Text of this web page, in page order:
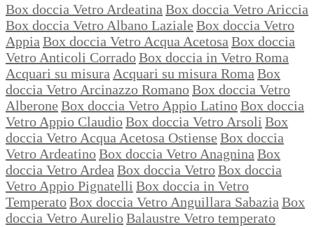
Box doccia Vetro Ardeatina Box doccia Vetro Ariccia
Box doccia Vetro Albano Laziale Box doccia Vetro
Appia Box doccia Vetro Acqua Acetosa Box doccia
Vetro Anticoli CorradoBox doccia in Vetro Roma
Acquari su misura Acquari su misura Roma Box
doccia Vetro Arcinazzo RomanoBox doccia Vetro
Alberone Box doccia Vetro Appio LatinoBox doccia
Vetro Appio ClaudioBox doccia Vetro Arsoli Box
doccia Vetro Acqua Acetosa Ostiense Box doccia
Vetro ArdeatinoBox doccia Vetro Anagnina Box
doccia Vetro Ardea Box doccia VetroBox doccia
Vetro Appio Pignatelli Box doccia in Vetro
TemperatoBox doccia Vetro Anguillara Sabazia Box
doccia Vetro AurelioBalaustre Vetro temperato